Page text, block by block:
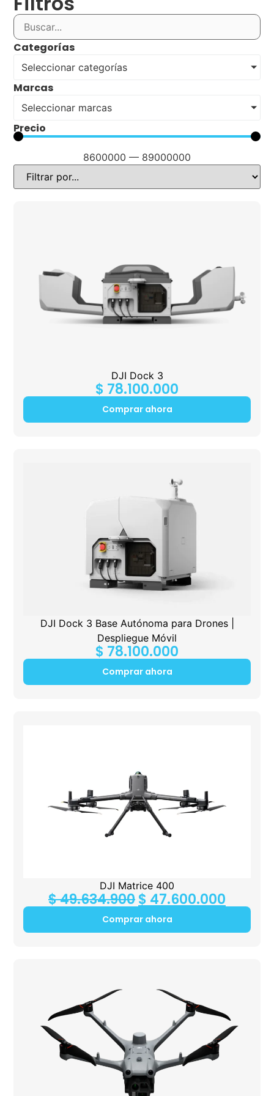
Categorías
Seleccionar categorías
Marcas
Seleccionar marcas
Precio
8600000 — 89000000
DJI Dock 3
$ 78.100.000
Comprar ahora
DJI Dock 3 Base Autónoma para Drones |
Despliegue Móvil
$ 78.100.000
Comprar ahora
DJI Matrice 400
$49.634.900$ 47.600.000
Comprar ahora